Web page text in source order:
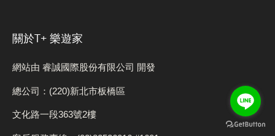
關於t+ 樂遊家
網站由 睿誠國際股份有限公司 開發
總公司：(220)新北市板橋區
文化路一段363號2樓